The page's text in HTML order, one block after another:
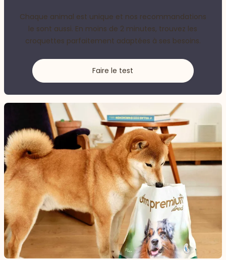
Chaque animal est unique et nos recommandations
le sont aussi. En moins de 2 minutes, trouvez les
croquettes parfaitement adaptées à ses besoins.
Faire le test